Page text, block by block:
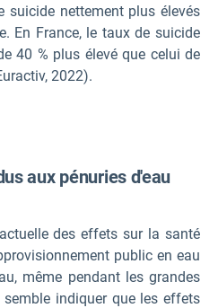
suicide nettement plus élevés
En France, le taux de suicide
40 % plus élevé que celui de
2022).
aux pénuries d'eau
des effets sur la santé
public en eau
même pendant les grandes
semble indiquer que les effets